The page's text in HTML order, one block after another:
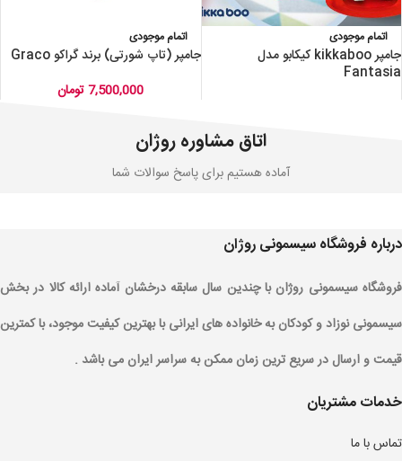
اتمام موجودی
جامپر kikkaboo کیکابو مدل
Fantasia
اتمام موجودی
جامپر (تاپ شورتی) برند گراکو Graco
7,500,000تومان
اتاق مشاوره روژان
آماده هستیم برای پاسخ سوالات شما
درباره فروشگاه سیسمونی روژان
فروشگاه سیسمونی روژان با چندین سال سابقه درخشان آماده ارائه کالا در بخش
سیسمونی نوزاد و کودکان به خانواده های ایرانی با بهترین کیفیت موجود، با کمترین
قیمت و ارسال در سریع ترین زمان ممکن به سراسر ایران می باشد .
خدمات مشتریان
تماس با ما